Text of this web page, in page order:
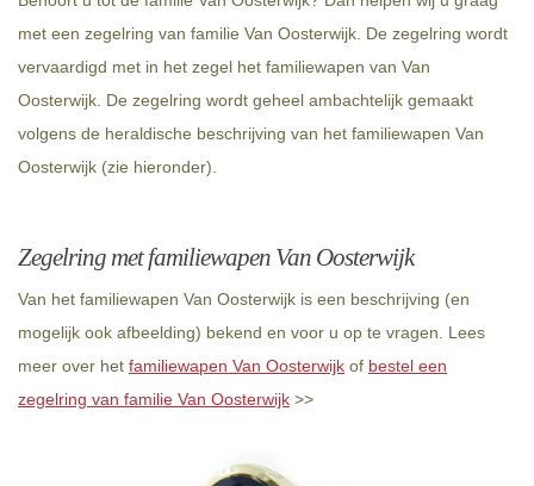
met een zegelring van familie Van Oosterwijk. De zegelring wordt
vervaardigd met in het zegel het familiewapen van Van
Oosterwijk. De zegelring wordt geheel ambachtelijk gemaakt
volgens de heraldische beschrijving van het familiewapen Van
Oosterwijk (zie hieronder).
Zegelring met familiewapen Van Oosterwijk
Van het familiewapen Van Oosterwijk is een beschrijving (en
mogelijk ook afbeelding) bekend en voor u op te vragen. Lees
meer over het familiewapen Van Oosterwijk of bestel een
zegelring van familie Van Oosterwijk >>